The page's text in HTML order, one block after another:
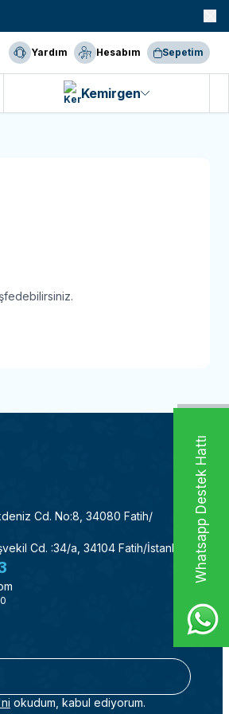
Whatsapp Destek Hattı
Yardım Hesabım Sepetim
Kemirgen
Cd. No:8, 34080 Fatih/
Cd. :34/a, 34104 Fatih/İstanbul
okudum, kabul ediyorum.